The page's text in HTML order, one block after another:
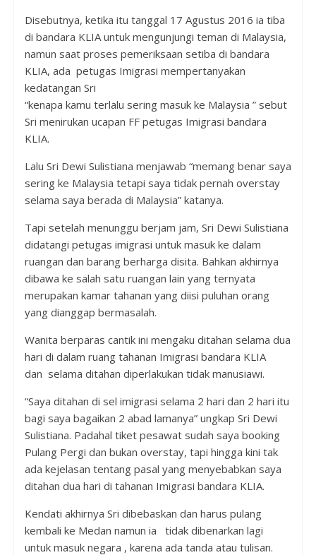
Disebutnya, ketika itu tanggal 17 Agustus 2016 ia tiba
di bandara KLIA untuk mengunjungi teman di Malaysia,
namun saat proses pemeriksaan setiba di bandara
KLIA, ada petugas Imigrasi mempertanyakan
kedatangan Sri
“kenapa kamu terlalu sering masuk ke Malaysia ” sebut
Sri menirukan ucapan FF petugas Imigrasi bandara
KLIA.
Lalu Sri Dewi Sulistiana menjawab “memang benar saya
sering ke Malaysia tetapi saya tidak pernah overstay
selama saya berada di Malaysia” katanya.
Tapi setelah menunggu berjam jam, Sri Dewi Sulistiana
didatangi petugas imigrasi untuk masuk ke dalam
ruangan dan barang berharga disita. Bahkan akhirnya
dibawa ke salah satu ruangan lain yang ternyata
merupakan kamar tahanan yang diisi puluhan orang
yang dianggap bermasalah.
Wanita berparas cantik ini mengaku ditahan selama dua
hari di dalam ruang tahanan Imigrasi bandara KLIA
dan selama ditahan diperlakukan tidak manusiawi.
“Saya ditahan di sel imigrasi selama 2 hari dan 2 hari itu
bagi saya bagaikan 2 abad lamanya” ungkap Sri Dewi
Sulistiana. Padahal tiket pesawat sudah saya booking
Pulang Pergi dan bukan overstay, tapi hingga kini tak
ada kejelasan tentang pasal yang menyebabkan saya
ditahan dua hari di tahanan Imigrasi bandara KLIA.
Kendati akhirnya Sri dibebaskan dan harus pulang
kembali ke Medan namun ia tidak dibenarkan lagi
untuk masuk negara , karena ada tanda atau tulisan.